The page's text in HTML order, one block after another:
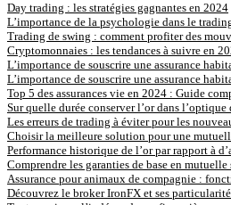
Day trading : les stratégies gagnantes en 2024
L’importance de la psychologie dans le
Trading de swing : comment profiter des
Cryptomonnaies : les tendances à suivre en
L’importance de souscrire une assurance
L’importance de souscrire une assurance
Top 5 des assurances vie en 2024 : Guide
Sur quelle durée conserver l’or dans l’optique
Les erreurs de trading à éviter pour les
Choisir la meilleure solution pour une
Performance historique de l’or par rapport à
Comprendre les garanties de base en mutuelle
Assurance pour animaux de compagnie :
Découvrez le broker IronFX et ses